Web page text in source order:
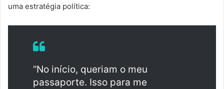
uma estratégia política:
“No início, queriam o meu
passaporte. Isso para me